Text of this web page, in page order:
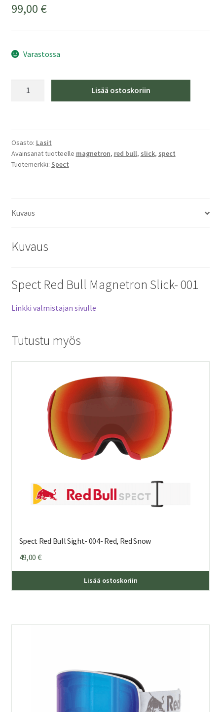
99,00 €
Varastossa
001
määrä
Lisää ostoskoriin
Osasto: Lasit
Avainsanat tuotteelle magnetron, red bull, slick, spect
Tuotemerkki: Spect
Kuvaus
Kuvaus
Spect Red Bull Magnetron Slick- 001
Linkki valmistajan sivulle
Tutustu myös
Spect Red Bull Sight- 004- Red, Red Snow
49,00 €
Lisää ostoskoriin